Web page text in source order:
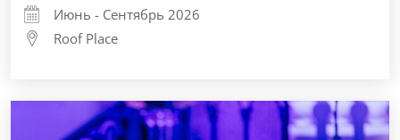
Июнь - Сентябрь 2026
Roof Place